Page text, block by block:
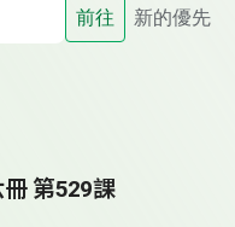
前往 新的優先
第529課